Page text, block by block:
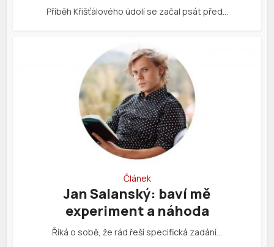
Příběh Křišťálového údolí se začal psát před…
Článek
Jan Salanský: baví mě
experiment a náhoda
Říká o sobě, že rád řeší specifická zadání…